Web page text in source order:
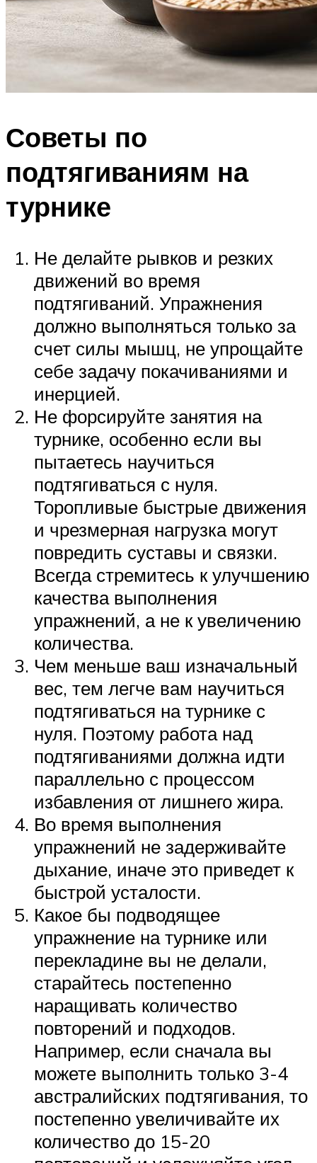
Советы по
подтягиваниям на
турнике
Не делайте рывков и резких
движений во время
подтягиваний. Упражнения
должно выполняться только за
счет силы мышц, не упрощайте
себе задачу покачиваниями и
инерцией.
Не форсируйте занятия на
турнике, особенно если вы
пытаетесь научиться
подтягиваться с нуля.
Торопливые быстрые движения
и чрезмерная нагрузка могут
повредить суставы и связки.
Всегда стремитесь к улучшению
качества выполнения
упражнений, а не к увеличению
количества.
Чем меньше ваш изначальный
вес, тем легче вам научиться
подтягиваться на турнике с
нуля. Поэтому работа над
подтягиваниями должна идти
параллельно с процессом
избавления от лишнего жира.
Во время выполнения
упражнений не задерживайте
дыхание, иначе это приведет к
быстрой усталости.
Какое бы подводящее
упражнение на турнике или
перекладине вы не делали,
старайтесь постепенно
наращивать количество
повторений и подходов.
Например, если сначала вы
можете выполнить только 3-4
австралийских подтягивания, то
постепенно увеличивайте их
количество до 15-20